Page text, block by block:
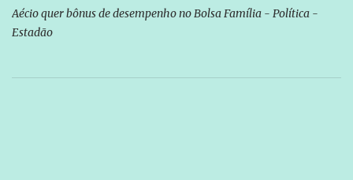
Aécio quer bônus de desempenho no Bolsa Família - Política -
Estadão